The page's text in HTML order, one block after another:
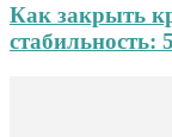
Как закрыть
стабильность: